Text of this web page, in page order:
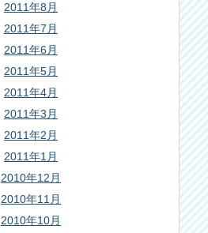
2011年8月
2011年7月
2011年6月
2011年5月
2011年4月
2011年3月
2011年2月
2011年1月
2010年12月
2010年11月
2010年10月